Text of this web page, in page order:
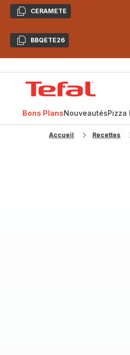
CopierCERAMETE
CopierBBQETE26
Bons PlansNouveautésPizza
Accueil Recettes